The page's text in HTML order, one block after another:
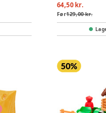
64,50 kr.
Før129,00 kr.